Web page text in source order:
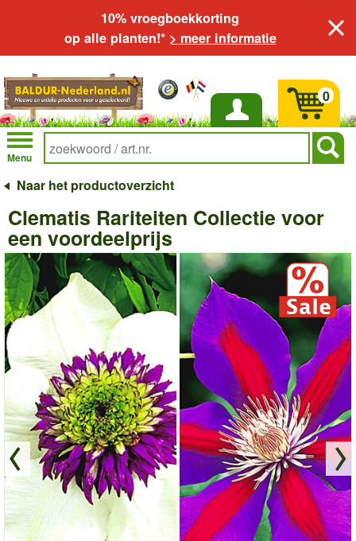
10% vroegboekkorting
op alle planten!* > meer informatie
Inloggen
Menu
0
Naar het productoverzicht
Clematis Rariteiten Collectie voor
een voordeelprijs